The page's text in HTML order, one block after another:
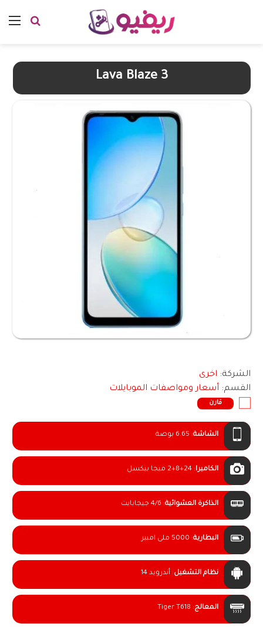
بحث
Lava Blaze 3
الشركة: اخرى
القسم: أسعار ومواصفات الموبايلات
قارن
الشاشة: 6.65 بوصة
الكاميرا:2+8+24 ميجا بيكسل
الذاكرة العشوائية: 4/6 جيجابايت
البطارية: 5000 ملى امبير
نظام التشغيل: أندرويد 14
المعالج:
Tiger T618